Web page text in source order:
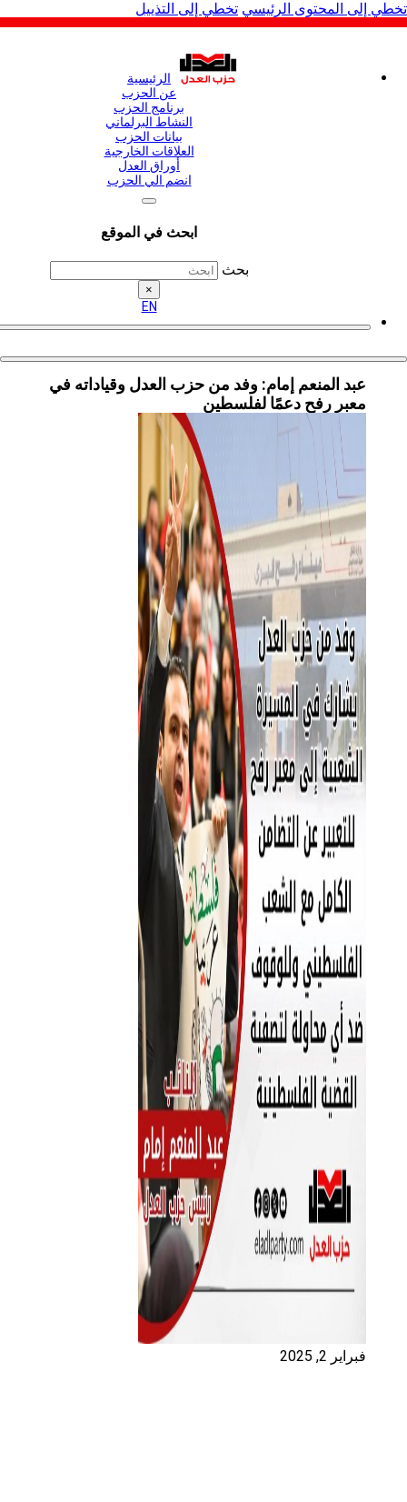
المحتوى الرئيسي تخطي إلى التذييل
الرئيسية
عن الحزب
برنامج الحزب
النشاط البرلماني
بيانات الحزب
العلاقات الخارجية
أوراق العدل
انضم الي الحزب
ابحث في الموقع
عبد المنعم إمام: وفد من حزب العدل وقياداته في
معبر رفح دعمًا لفلسطين
فبراير 2, 2025